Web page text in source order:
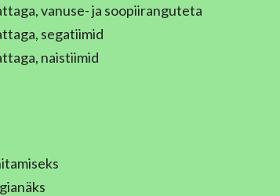
vanuse- ja soopiiranguteta
segatiimid
naistiimid